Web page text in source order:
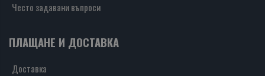
Често задавани въпроси
ПЛАЩАНЕ И ДОСТАВКА
Доставка